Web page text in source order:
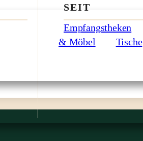
SEIT
Empfangstheken
& Möbel
Tische